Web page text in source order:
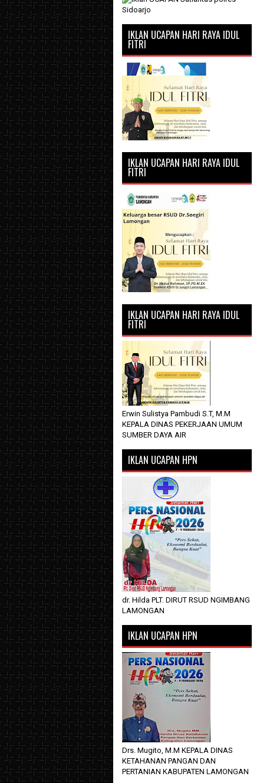
IKLAN UCAPAN HARI RAYA IDUL
FITRI
IKLAN UCAPAN HARI RAYA IDUL
FITRI
IKLAN UCAPAN HARI RAYA IDUL
FITRI
Erwin Sulistya Pambudi S.T, M.M
KEPALA DINAS PEKERJAAN UMUM
SUMBER DAYA AIR
IKLAN UCAPAN HPN
dr. Hilda PLT. DIRUT RSUD NGIMBANG
LAMONGAN
IKLAN UCAPAN HPN
Drs. Mugito, M.M KEPALA DINAS
KETAHANAN PANGAN DAN
PERTANIAN KABUPATEN LAMONGAN